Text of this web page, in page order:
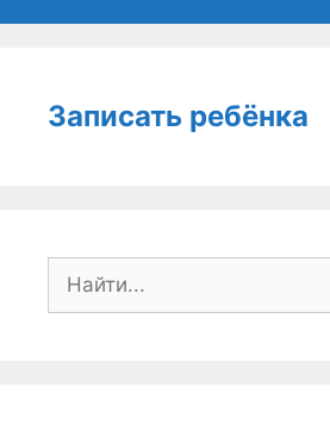
Записать ребёнка
Поиск: